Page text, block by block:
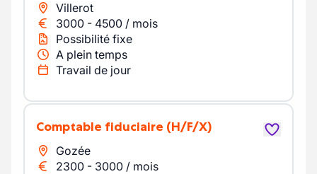
Villerot
3000 - 4500 / mois
Possibilité fixe
A plein temps
Travail de jour
Comptable fiduciaire (H/F/X)
Gozée
2300 - 3000 / mois